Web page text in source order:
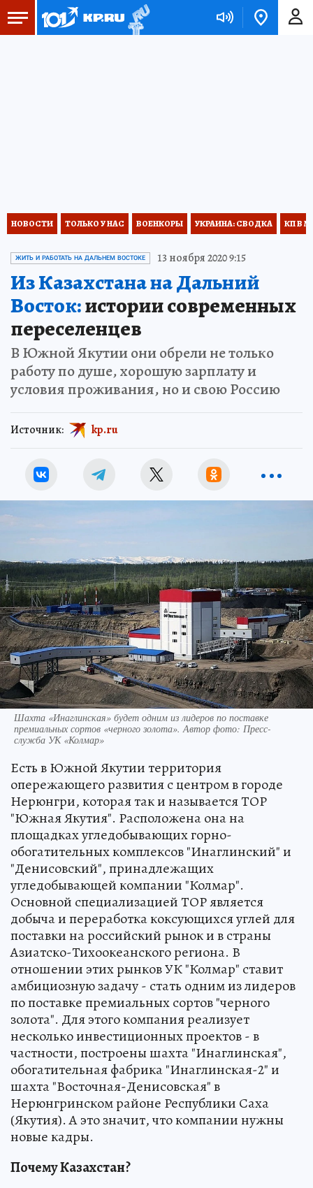
НОВОСТИ ТОЛЬКО У НАС ВОЕНКОРЫ УКРАИНА: СВОДКА КП В
ЖИТЬ И РАБОТАТЬ НА ДАЛЬНЕМ ВОСТОКЕ 13 ноября 2020 9:15
Из Казахстана на Дальний
Восток:истории современных
переселенцев
В Южной Якутии они обрели не только
работу по душе, хорошую зарплату и
условия проживания, но и свою Россию
Источник: kp.ru
Шахта «Инаглинская» будет одним из лидеров по поставке
премиальных сортов «черного золота». Автор фото: Пресс-
служба УК «Колмар»
Есть в Южной Якутии территория
опережающего развития с центром в городе
Нерюнгри, которая так и называется ТОР
"Южная Якутия". Расположена она на
площадках угледобывающих горно-
обогатительных комплексов "Инаглинский" и
"Денисовский", принадлежащих
угледобывающей компании "Колмар".
Основной специализацией ТОР является
добыча и переработка коксующихся углей для
поставки на российский рынок и в страны
Азиатско-Тихоокеанского региона. В
отношении этих рынков УК "Колмар" ставит
амбициозную задачу - стать одним из лидеров
по поставке премиальных сортов "черного
золота". Для этого компания реализует
несколько инвестиционных проектов - в
частности, построены шахта "Инаглинская",
обогатительная фабрика "Инаглинская-2" и
шахта "Восточная-Денисовская" в
Нерюнгринском районе Республики Саха
(Якутия). А это значит, что компании нужны
новые кадры.
Почему Казахстан?